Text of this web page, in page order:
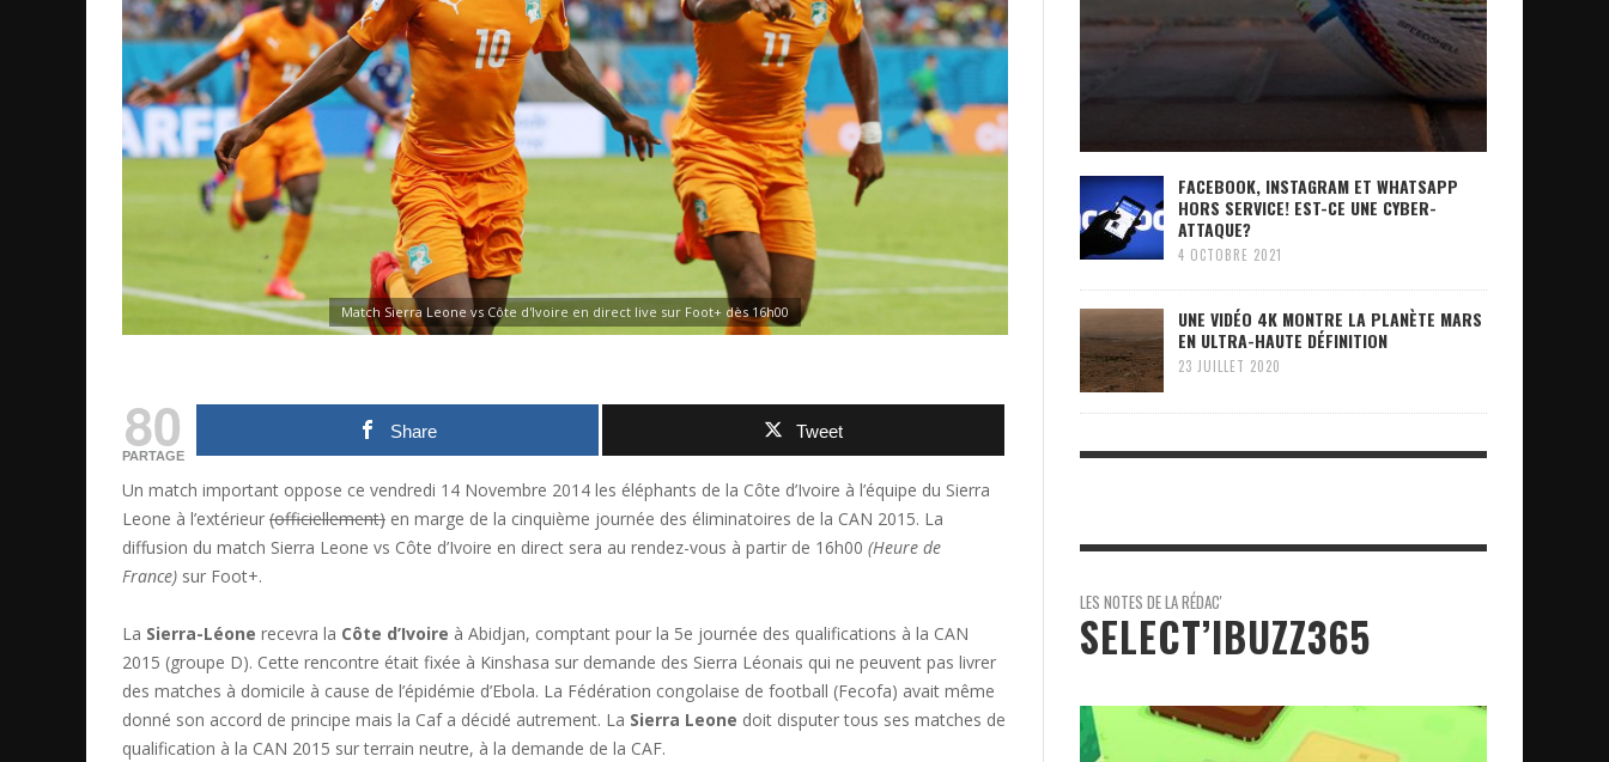
Match Sierra Leone vs Côte d'Ivoire en direct live sur Foot+ dès 16h00
80
PARTAGE
Share Tweet
Un match important oppose ce vendredi 14 Novembre 2014 les éléphants de la Côte d’Ivoire à l’équipe du Sierra
Leone à l’extérieur (officiellement) en marge de la cinquième journée des éliminatoires de la CAN 2015. La
diffusion du match Sierra Leone vs Côte d’Ivoire en direct sera au rendez-vous à partir de 16h00 (Heure de
France) sur Foot+.
La Sierra-Léone recevra la Côte d’Ivoire à Abidjan, comptant pour la 5e journée des qualifications à la CAN
2015 (groupe D). Cette rencontre était fixée à Kinshasa sur demande des Sierra Léonais qui ne peuvent pas livrer
des matches à domicile à cause de l’épidémie d’Ebola. La Fédération congolaise de football (Fecofa) avait même
donné son accord de principe mais la Caf a décidé autrement. La Sierra Leone doit disputer tous ses matches de
qualification à la CAN 2015 sur terrain neutre, à la demande de la CAF.
FACEBOOK, INSTAGRAM ET WHATSAPP
HORS SERVICE! EST-CE UNE CYBER-
ATTAQUE?
4 OCTOBRE 2021
UNE VIDÉO 4K MONTRE LA PLANÈTE MARS
EN ULTRA-HAUTE DÉFINITION
23 JUILLET 2020
LES NOTES DE LA RÉDAC'
SELECT’IBUZZ365